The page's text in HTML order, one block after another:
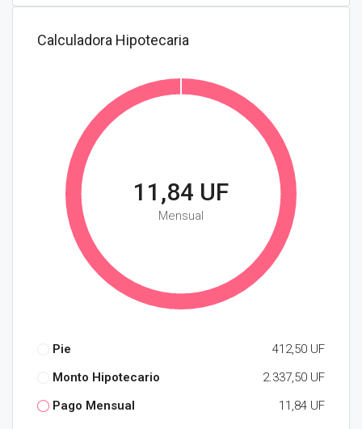
Calculadora Hipotecaria
11,84 UF
Mensual
Pie
412,50 UF
Monto Hipotecario
2.337,50 UF
Pago Mensual
11,84 UF